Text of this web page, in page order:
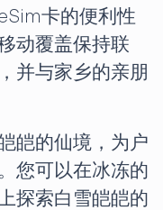
卡的便利性
动覆盖保持联
并与家乡的亲朋
皑的仙境，为户
您可以在冰冻的
探索白雪皑皑的